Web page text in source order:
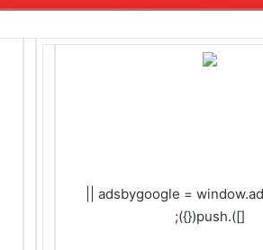
[]).push({});